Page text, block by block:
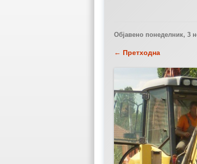
Објавено понеделник, 3
← Претходна